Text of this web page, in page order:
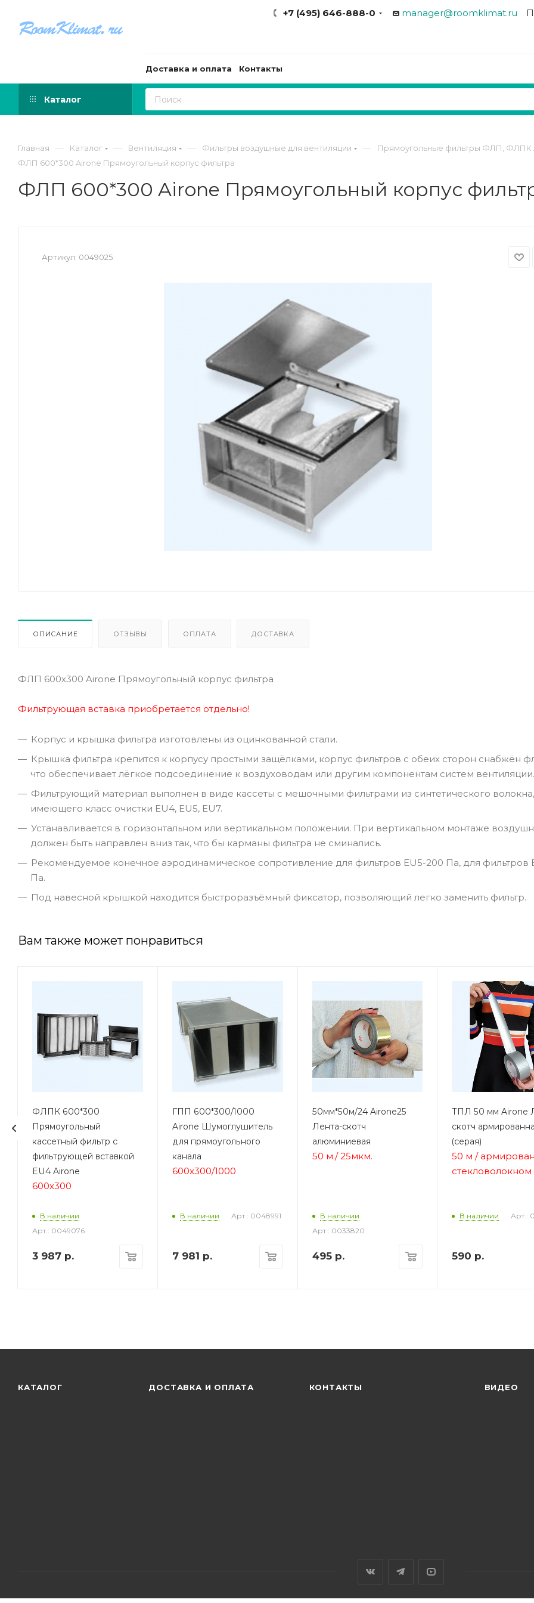
+7 (495) 646-888-0 manager@roomklimat.ru
Доставка и оплата Контакты
Каталог
Главная — Каталог — Вентиляция — Фильтры воздушные для вентиляции — Прямоугольные фильтры ФЛП, ФЛПК
ФЛП 600*300 Airone Прямоугольный корпус фильтра
ФЛП 600*300 Airone Прямоугольный корпус
Артикул: 0049025
ОПИСАНИЕ ОТЗЫВЫ ОПЛАТА ДОСТАВКА
ФЛП 600х300 Airone Прямоугольный корпус фильтра
Фильтрующая вставка приобретается отдельно!
Корпус и крышка фильтра изготовлены из оцинкованной стали.
Крышка фильтра крепится к корпусу простыми защёлками, корпус фильтров с обеих сторон снабжён
что обеспечивает лёгкое подсоединение к воздуховодам или другим компонентам систем вентиляции.
Фильтрующий материал выполнен в виде кассеты с мешочными фильтрами из синтетического волокна,
имеющего класс очистки EU4, EU5, EU7.
Устанавливается в горизонтальном или вертикальном положении. При вертикальном монтаже
должен быть направлен вниз так, что бы карманы фильтра не сминались.
Рекомендуемое конечное аэродинамическое сопротивление для фильтров EU5-200 Па, для фильтров
Па.
Под навесной крышкой находится быстроразъёмный фиксатор, позволяющий легко заменить фильтр.
Вам также может понравиться
ФЛПК 600*300
Прямоугольный
кассетный фильтр с
фильтрующей вставкой
EU4 Airone
600х300
В наличии
Арт.: 0049076
3 987 р.
ГПП 600*300/1000
Airone Шумоглушитель
для прямоугольного
канала
600x300/1000
В наличии Арт.: 0048991
7 981 р.
50мм*50м/24 Airone25
Лента-скотч
алюминиевая
50 м./25мкм.
В наличии
Арт.: 0033820
495р.
ТПЛ 50 мм Airone
скотч
(серая)
50 м /
стекловолокном
В наличии Арт.:
590 р.
КАТАЛОГ ДОСТАВКА И ОПЛАТА КОНТАКТЫ ВИДЕО